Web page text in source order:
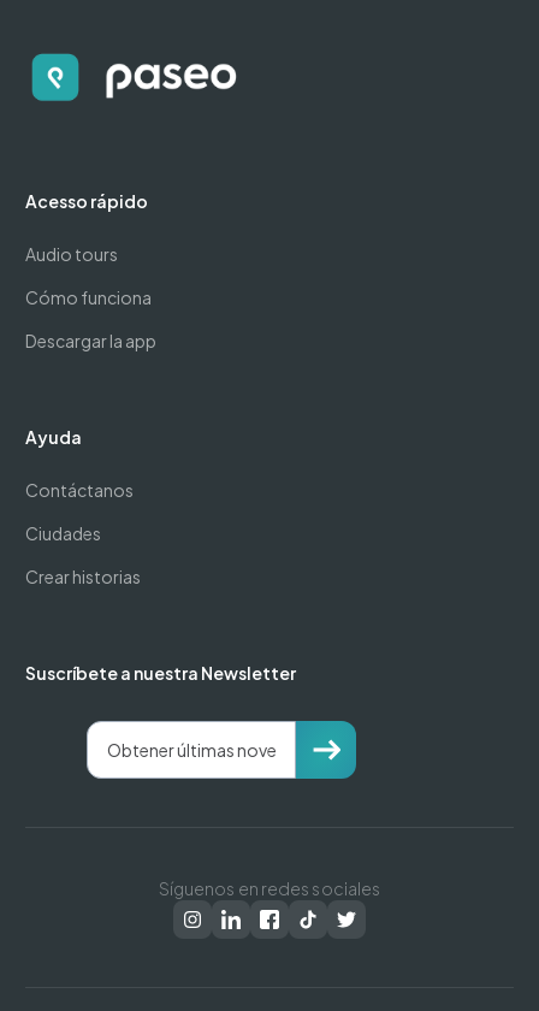
Acesso rápido
Audio tours
Cómo funciona
Descargar la app
Ayuda
Contáctanos
Ciudades
Crear historias
Suscríbete a nuestra Newsletter
Síguenos en redes sociales